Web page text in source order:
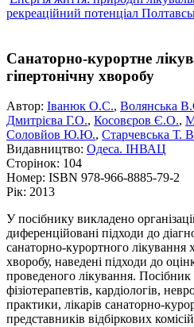
рекреаційний потенціал
Санаторно-курортне
гіпертонічну хворобу
Автор: Іванюк О.C., Волянська
Дмитрієва Г.О., Косовєров Є.О.,
Соловйов Ю.Ю., Старчевська Т.
Видавництво: Одеса. ІНВАЦ
Сторінок: 104
Номер: ISBN 978-966-8885-79-2
Рік: 2013
У посібнику викладено
диференційовані підходи до
санаторно-курортного лікування
хворобу, наведені підходи до
проведеного лікування. Посібник
фізіотерапевтів, кардіологів,
практики, лікарів санаторно-
представників відбіркових